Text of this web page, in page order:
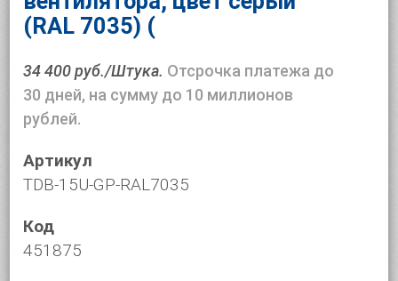
(RAL 7035) (
34 400 руб./Штука. Отсрочка платежа до
30 дней, на сумму до 10 миллионов
рублей.
Артикул
TDB-15U-GP-RAL7035
Код
451875